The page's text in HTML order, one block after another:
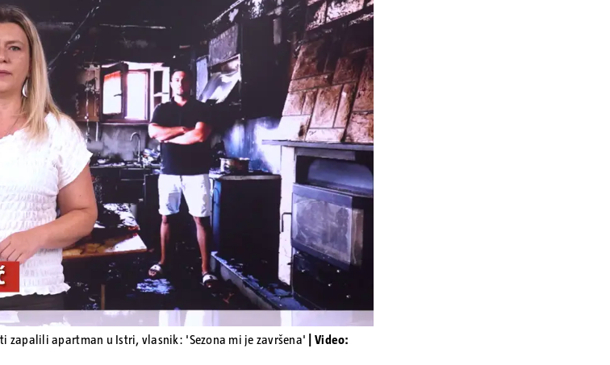
Pokretanje videa...
zapalili apartman u Istri, vlasnik: 'Sezona mi je završena'
| Video: